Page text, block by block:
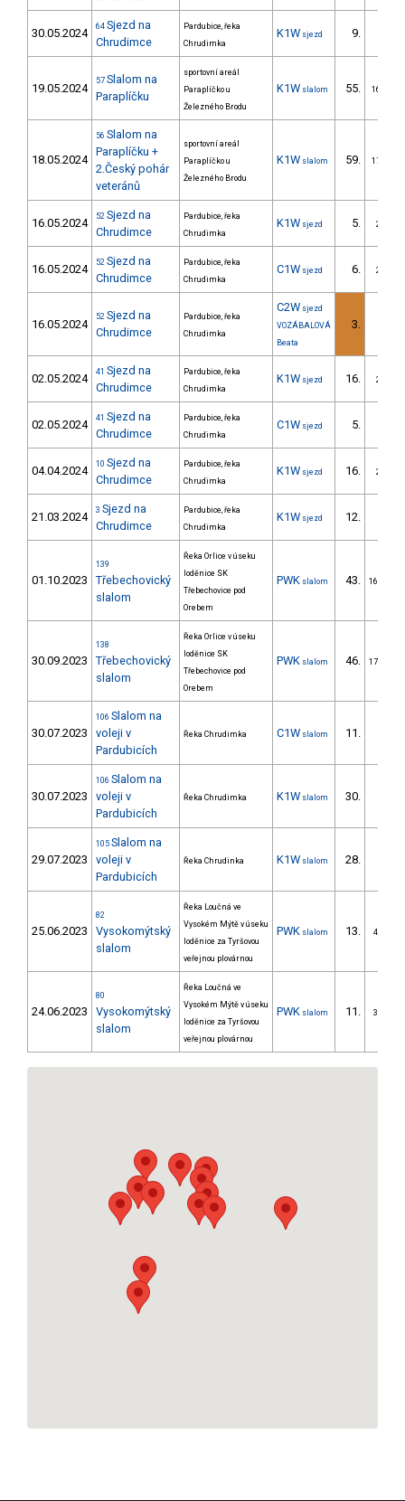
30.05.2024 64 Sjezd na
Chrudimce
Pardubice, řeka
Chrudimka
K1W sjezd 9.
19.05.2024
57 Slalom na
Paraplíčku
sportovní areál
Paraplíčko u
Železného Brodu
K1W slalom 55. 16/ZM
18.05.2024
56 Slalom na
Paraplíčku +
2.Český pohár
veteránů
sportovní areál
Paraplíčko u
Železného Brodu
K1W slalom 59. 17/ZM
16.05.2024 52 Sjezd na
Chrudimce
Pardubice, řeka
Chrudimka
K1W sjezd 5. 2/ZM
16.05.2024 52 Sjezd na
Chrudimce
Pardubice, řeka
Chrudimka
C1W sjezd 6. 2/ZM
16.05.2024
52 Sjezd na
Chrudimce
Pardubice, řeka
Chrudimka
C2W sjezd
VOZÁBALOVÁ
Beata
3.
02.05.2024 41 Sjezd na
Chrudimce
Pardubice, řeka
Chrudimka
K1W sjezd 16. 2/ZM
02.05.2024 41 Sjezd na
Chrudimce
Pardubice, řeka
Chrudimka
C1W sjezd 5.
04.04.2024 10 Sjezd na
Chrudimce
Pardubice, řeka
Chrudimka
K1W sjezd 16. 2/ZM
21.03.2024 3 Sjezd na
Chrudimce
Pardubice, řeka
Chrudimka
K1W sjezd 12.
01.10.2023
139
Třebechovický
slalom
Řeka Orlice v úseku
loděnice SK
Třebechovice pod
Orebem
PWK slalom 43. 16/PZZ
30.09.2023
138
Třebechovický
slalom
Řeka Orlice v úseku
loděnice SK
Třebechovice pod
Orebem
PWK slalom 46. 17/PZZ
30.07.2023
106 Slalom na
voleji v
Pardubicích
Řeka Chrudimka C1W slalom 11.
30.07.2023
106 Slalom na
voleji v
Pardubicích
Řeka Chrudimka K1W slalom 30.
29.07.2023
105 Slalom na
voleji v
Pardubicích
Řeka Chrudinka K1W slalom 28.
25.06.2023
82
Vysokomýtský
slalom
Řeka Loučná ve
Vysokém Mýtě v úseku
loděnice za Tyršovou
veřejnou plovárnou
PWK slalom 13. 4/PZZ
24.06.2023
80
Vysokomýtský
slalom
Řeka Loučná ve
Vysokém Mýtě v úseku
loděnice za Tyršovou
veřejnou plovárnou
PWK slalom 11. 3/PZZ